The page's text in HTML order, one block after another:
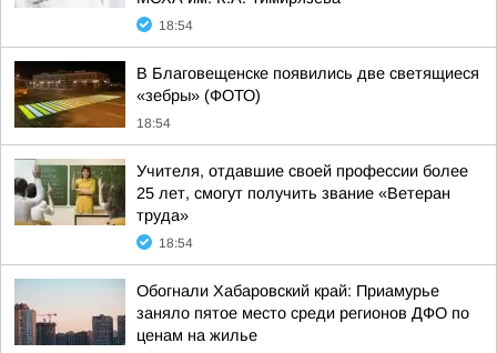
18:54
В Благовещенске появились две светящиеся
«зебры» (ФОТО)
18:54
Учителя, отдавшие своей профессии более
25 лет, смогут получить звание «Ветеран
труда»
18:54
Обогнали Хабаровский край: Приамурье
заняло пятое место среди регионов ДФО по
ценам на жилье